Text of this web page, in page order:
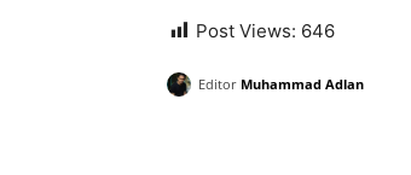
Post Views: 646
Editor Muhammad Adlan